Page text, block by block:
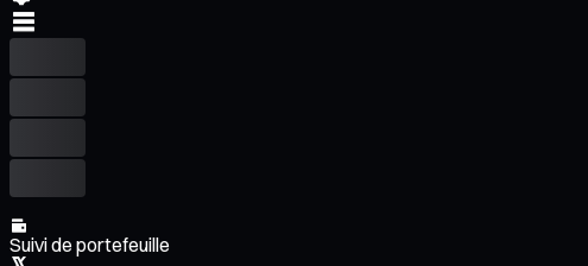
Suivi de portefeuille